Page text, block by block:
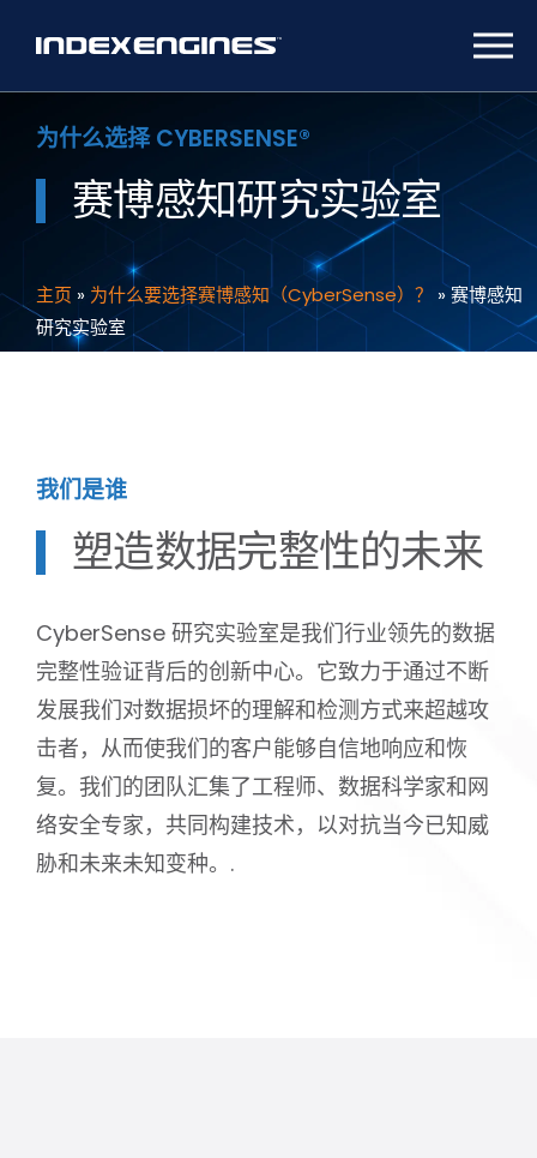
为什么选择 CYBERSENSE®
赛博感知研究实验室
主页 » 为什么要选择赛博感知（CyberSense）？ »赛博感知
研究实验室
我们是谁
塑造数据完整性的未来
CyberSense 研究实验室是我们行业领先的数据
完整性验证背后的创新中心。它致力于通过不断
发展我们对数据损坏的理解和检测方式来超越攻
击者，从而使我们的客户能够自信地响应和恢
复。我们的团队汇集了工程师、数据科学家和网
络安全专家，共同构建技术，以对抗当今已知威
胁和未来未知变种。.